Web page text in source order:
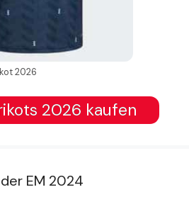
2026
2026 kaufen
EM 2024